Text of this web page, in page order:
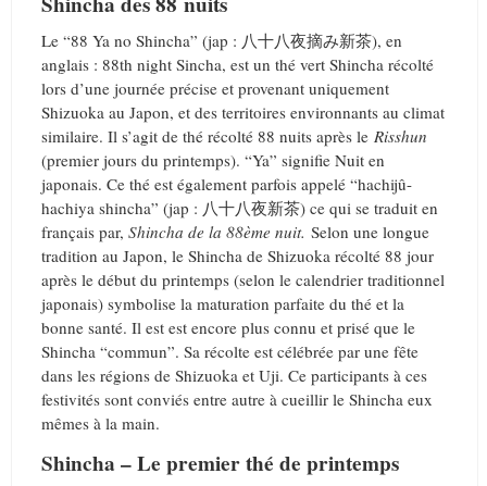
Le “88 Ya no Shincha” (jap : 八十八夜摘み新茶), en
anglais : 88th night Sincha, est un thé vert Shincha récolté
lors d’une journée précise et provenant uniquement
Shizuoka au Japon, et des territoires environnants au climat
similaire. Il s’agit de thé récolté 88 nuits après le Risshun
(premier jours du printemps). “Ya” signifie Nuit en
japonais. Ce thé est également parfois appelé “hachijû-
hachiya shincha” (jap : 八十八夜新茶) ce qui se traduit en
français par, Shincha de la 88ème nuit. Selon une longue
tradition au Japon, le Shincha de Shizuoka récolté 88 jour
après le début du printemps (selon le calendrier traditionnel
japonais) symbolise la maturation parfaite du thé et la
bonne santé. Il est est encore plus connu et prisé que le
Shincha “commun”. Sa récolte est célébrée par une fête
dans les régions de Shizuoka et Uji. Ce participants à ces
festivités sont conviés entre autre à cueillir le Shincha eux
mêmes à la main.
Shincha – Le premier thé de printemps